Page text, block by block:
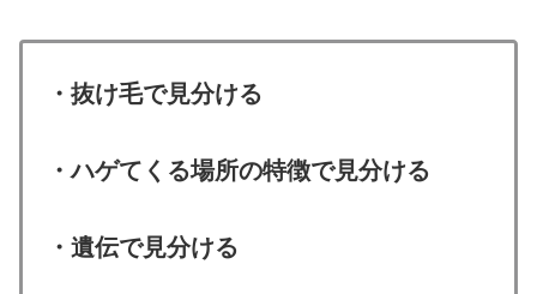
・抜け毛で見分ける
・ハゲてくる場所の特徴で見分ける
・遺伝で見分ける